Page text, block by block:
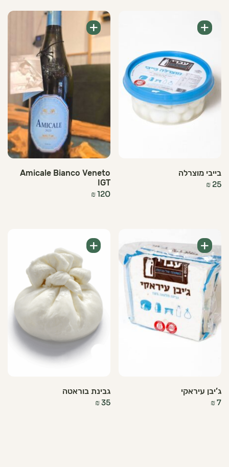
בייבי מוצרלה
₪ 25
+
Amicale Bianco Veneto
IGT
₪120
+
ג’יבן עיראקי
₪7
+
גבינת בוראטה
₪35
+